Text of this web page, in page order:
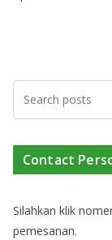
Contact
Silahkan klik
pemesanan.